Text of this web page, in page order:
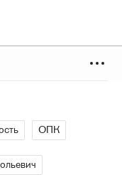
ОПК